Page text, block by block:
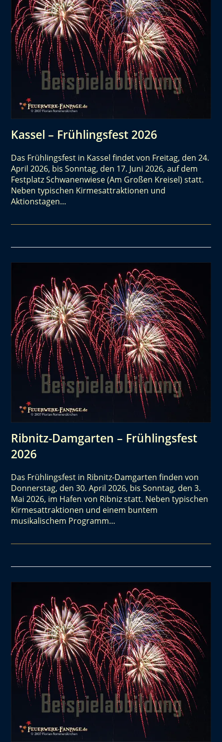
Kassel – Frühlingsfest 2026
Das Frühlingsfest in Kassel findet von Freitag, den 24.
April 2026, bis Sonntag, den 17. Juni 2026, auf dem
Festplatz Schwanenwiese (Am Großen Kreisel) statt.
Neben typischen Kirmesattraktionen und
Aktionstagen…
Ribnitz-Damgarten – Frühlingsfest
2026
Das Frühlingsfest in Ribnitz-Damgarten finden von
Donnerstag, den 30. April 2026, bis Sonntag, den 3.
Mai 2026, im Hafen von Ribniz statt. Neben typischen
Kirmesattraktionen und einem buntem
musikalischem Programm…